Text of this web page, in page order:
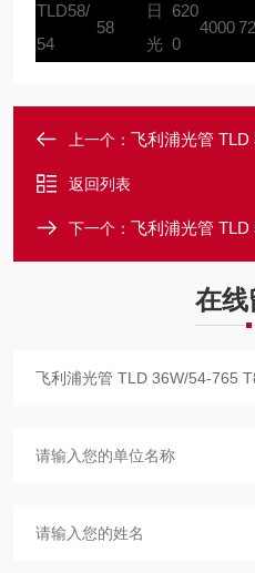
TLD58/
54
58
日
光
620
0
400072
上一个： 飞利浦光管 TLD
返回列表
下一个： 飞利浦光管 TLD
在线